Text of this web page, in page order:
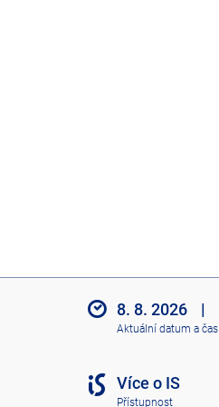
8. 8. 2026 |
Aktuální datum a čas
Více o IS
Přístupnost